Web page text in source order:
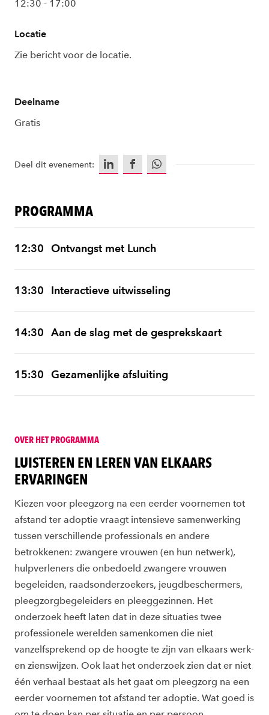
12:30 - 17:00
Locatie
Zie bericht voor de locatie.
Deelname
Gratis
Deel dit evenement: LinkedInFacebookWhatsApp
PROGRAMMA
12:30 Ontvangst met Lunch
13:30 Interactieve uitwisseling
14:30 Aan de slag met de gesprekskaart
15:30 Gezamenlijke afsluiting
OVER HET PROGRAMMA
LUISTEREN EN LEREN VAN ELKAARS
ERVARINGEN
Kiezen voor pleegzorg na een eerder voornemen tot
afstand ter adoptie vraagt intensieve samenwerking
tussen verschillende professionals en andere
betrokkenen: zwangere vrouwen (en hun netwerk),
hulpverleners die onbedoeld zwangere vrouwen
begeleiden, raadsonderzoekers, jeugdbeschermers,
pleegzorgbegeleiders en pleeggezinnen. Het
onderzoek heeft laten dat in deze situaties twee
professionele werelden samenkomen die niet
vanzelfsprekend op de hoogte te zijn van elkaars werk-
en zienswijzen. Ook laat het onderzoek zien dat er niet
één verhaal bestaat als het gaat om pleegzorg na een
eerder voornemen tot afstand ter adoptie. Wat goed is